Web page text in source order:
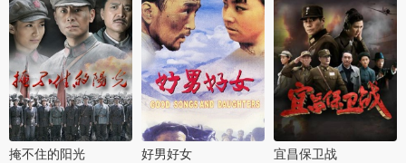
掩不住的阳光 好男好女 宜昌保卫战